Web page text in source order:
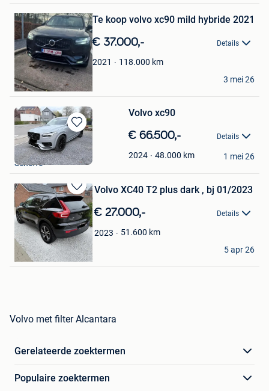
in
Mijn
Favorieten
Te koop volvo xc90 mild hybride 2021
€ 37.000,- Details
2021 118.000 km
Mustafa
Vosselaar
3 mei 26
Bewaren
in
Mijn
Favorieten
Volvo xc90
€ 66.500,- Details
2024 48.000 km
lacroix
Seneffe
1 mei 26
Bewaren
in
Mijn
Favorieten
Volvo XC40 T2 plus dark , bj 01/2023
€ 27.000,- Details
2023 51.600 km
Vital
Maaseik
5 apr 26
Volvo met filter Alcantara
Gerelateerde zoektermen
Populaire zoektermen